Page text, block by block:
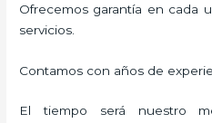
Ofrecemos garantía en cada
servicios.
Contamos con años de
El tiempo será nuestro